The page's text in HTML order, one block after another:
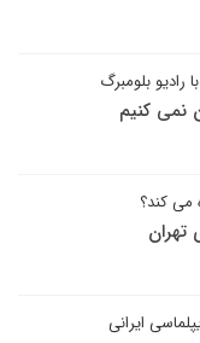
رادیو بلومبرگ
نمی کنیم
می کند؟
تهران
ایرانی